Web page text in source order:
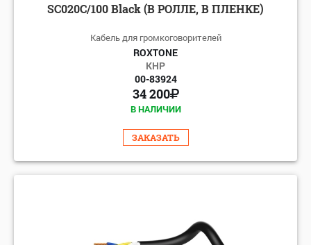
SC020C/100 Black (В РОЛЛЕ, В ПЛЕНКЕ)
Кабель для громкоговорителей
ROXTONE
КНР
00-83924
34 200
В НАЛИЧИИ
ЗАКАЗАТЬ